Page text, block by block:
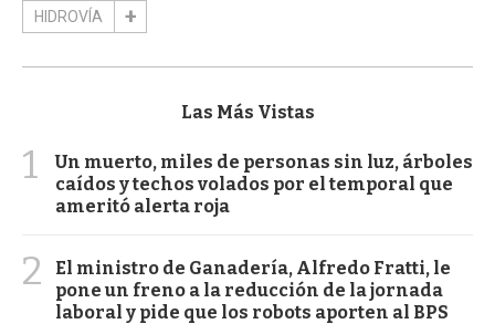
HIDROVÍA
Las Más Vistas
1
Un muerto, miles de personas sin luz, árboles
caídos y techos volados por el temporal que
ameritó alerta roja
2
El ministro de Ganadería, Alfredo Fratti, le
pone un freno a la reducción de la jornada
laboral y pide que los robots aporten al BPS